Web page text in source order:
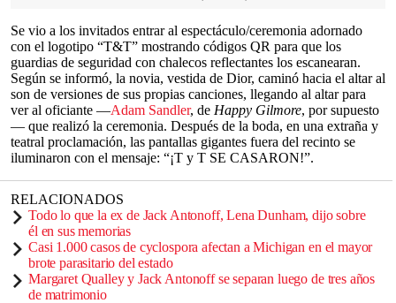
Se vio a los invitados entrar al espectáculo/ceremonia adornado
con el logotipo “T&T” mostrando códigos QR para que los
guardias de seguridad con chalecos reflectantes los escanearan.
Según se informó, la novia, vestida de Dior, caminó hacia el altar al
son de versiones de sus propias canciones, llegando al altar para
ver al oficiante —Adam Sandler, de Happy Gilmore, por supuesto
— que realizó la ceremonia. Después de la boda, en una extraña y
teatral proclamación, las pantallas gigantes fuera del recinto se
iluminaron con el mensaje: “¡T y T SE CASARON!”.
RELACIONADOS
Todo lo que la ex de Jack Antonoff, Lena Dunham, dijo sobre
él en sus memorias
Casi 1.000 casos de cyclospora afectan a Michigan en el mayor
brote parasitario del estado
Margaret Qualley y Jack Antonoff se separan luego de tres años
de matrimonio